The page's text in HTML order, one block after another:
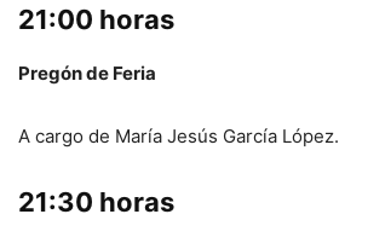
21:00 horas
Pregón de Feria
A cargo de María Jesús García López.
21:30 horas